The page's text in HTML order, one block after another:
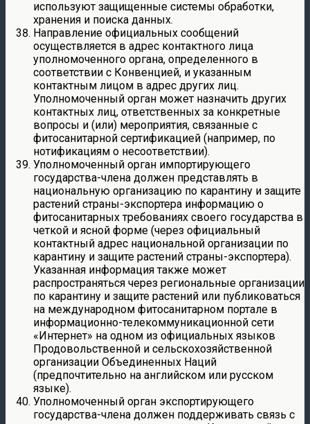
используют защищенные системы обработки,
хранения и поиска данных.
Направление официальных сообщений
осуществляется в адрес контактного лица
уполномоченного органа, определенного в
соответствии с Конвенцией, и указанным
контактным лицом в адрес других лиц.
Уполномоченный орган может назначить других
контактных лиц, ответственных за конкретные
вопросы и (или) мероприятия, связанные с
фитосанитарной сертификацией (например, по
нотификациям о несоответствии).
Уполномоченный орган импортирующего
государства-члена должен представлять в
национальную организацию по карантину и защите
растений страны-экспортера информацию о
фитосанитарных требованиях своего государства в
четкой и ясной форме (через официальный
контактный адрес национальной организации по
карантину и защите растений страны-экспортера).
Указанная информация также может
распространяться через региональные организации
по карантину и защите растений или публиковаться
на международном фитосанитарном портале в
информационно-телекоммуникационной сети
«Интернет» на одном из официальных языков
Продовольственной и сельскохозяйственной
организации Объединенных Наций
(предпочтительно на английском или русском
языке).
Уполномоченный орган экспортирующего
государства-члена должен поддерживать связь с